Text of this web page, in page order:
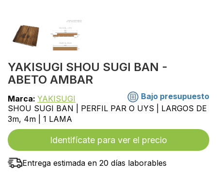
YAKISUGI SHOU SUGI BAN -
ABETO AMBAR
Marca: YAKISUGI
Bajo presupuesto
SHOU SUGI BAN | PERFIL PAR O UYS | LARGOS DE
3m, 4m | 1 LAMA
Identifícate para ver el precio
Entrega estimada en 20 días laborables